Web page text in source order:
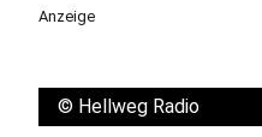
Anzeige
© Hellweg Radio